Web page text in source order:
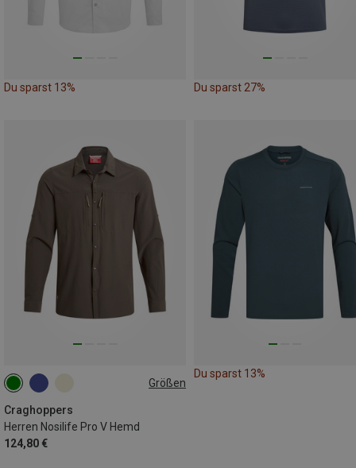
Du sparst 13% Du sparst 27%
Größen
Craghoppers
Herren Nosilife Pro V Hemd
124,80 €
XXL
Du sparst 13%